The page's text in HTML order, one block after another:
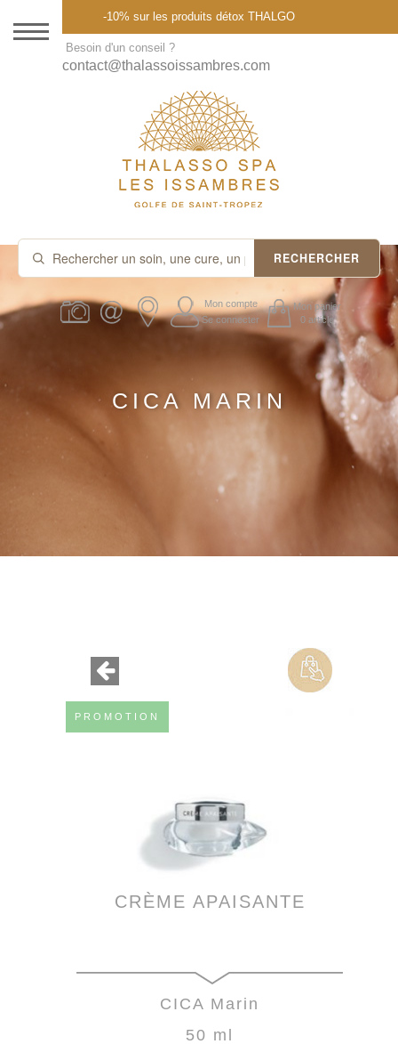
DESTINATION
THALASSO SPA
CURES ET FORFAITS
SOINS À LA CARTE
ABONNEMENTS
PROMOS
-10% sur les produits détox THALGO
Besoin d'un conseil ?
contact@thalassoissambres.com
RECHERCHER
Mon compte
Se connecter
Mon panier
0 article
CICA MARIN
PROMOTION
CRÈME APAISANTE
CICA Marin
50 ml